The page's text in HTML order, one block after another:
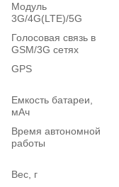
Модуль
3G/4G(LTE)/5G
Голосовая связь в
GSM/3G сетях
GPS
Емкость батареи,
мАч
Время автономной
работы
Вес, г